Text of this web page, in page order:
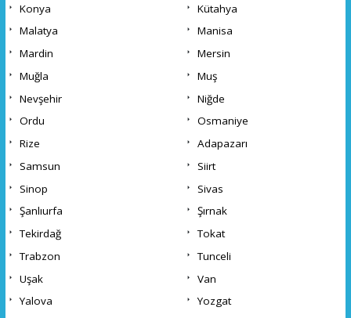
Konya
Kütahya
Malatya
Manisa
Mardin
Mersin
Muğla
Muş
Nevşehir
Niğde
Ordu
Osmaniye
Rize
Adapazarı
Samsun
Siirt
Sinop
Sivas
Şanlıurfa
Şırnak
Tekirdağ
Tokat
Trabzon
Tunceli
Uşak
Van
Yalova
Yozgat